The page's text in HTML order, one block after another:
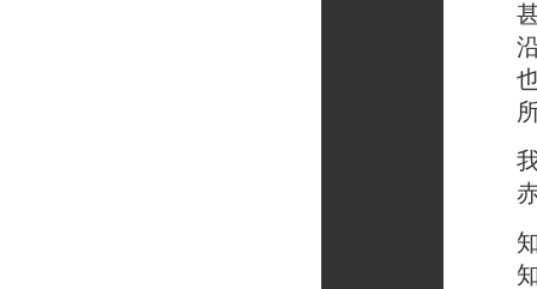
甚
沿
也
所
我
赤
知
知